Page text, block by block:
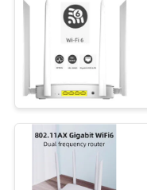
TỨC
CÁC
TRƯỜNG